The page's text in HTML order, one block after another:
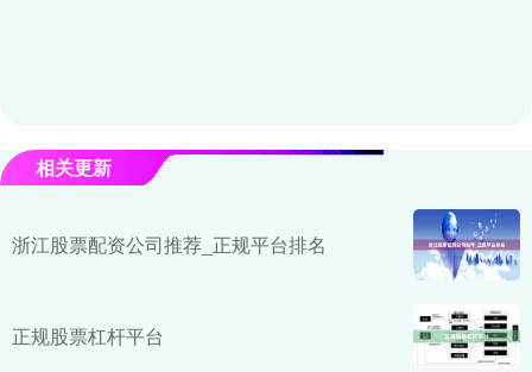
相关更新
浙江股票配资公司推荐_正规平台排名
正规股票杠杆平台